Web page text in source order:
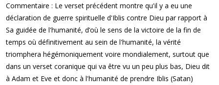
Commentaire : Le verset précédent montre qu'il y a eu une
déclaration de guerre spirituelle d'Iblis contre Dieu par rapport à
Sa guidée de l'humanité, d’où le sens de la victoire de la fin de
temps où définitivement au sein de l'humanité, la vérité
triomphera hégémoniquement voire mondialement, surtout que
dans un verset coranique qui va être vu un peu plus bas, Dieu dit
à Adam et Eve et donc à l'humanité de prendre Iblis (Satan)